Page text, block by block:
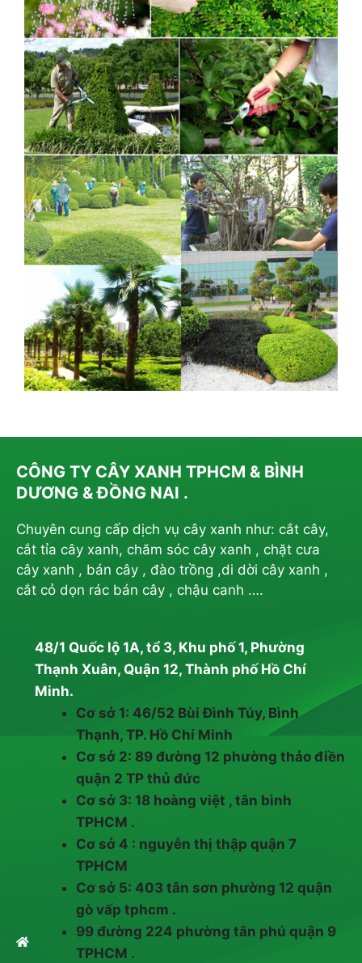
CÔNG TY CÂY XANH TPHCM & BÌNH
DƯƠNG & ĐỒNG NAI .
Chuyên cung cấp dịch vụ cây xanh như: cắt cây,
cắt tỉa cây xanh, chăm sóc cây xanh , chặt cưa
cây xanh , bán cây , đào trồng ,di dời cây xanh ,
cắt cỏ dọn rác bán cây , chậu canh ….
48/1 Quốc lộ 1A, tổ 3, Khu phố 1, Phường
Thạnh Xuân, Quận 12, Thành phố Hồ Chí
Minh.
Cơ sở 1: 46/52 Bùi Đình Túy, Bình
Thạnh, TP. Hồ Chí Minh
Cơ sở 2: 89 đường 12 phường thảo điền
quận 2 TP thủ đức
Cơ sở 3: 18 hoàng việt , tân bình
TPHCM .
Cơ sở 4 : nguyễn thị thập quận 7
TPHCM
Cơ sở 5: 403 tân sơn phường 12 quận
gò vấp tphcm .
99 đường 224 phường tân phú quận 9
TPHCM .